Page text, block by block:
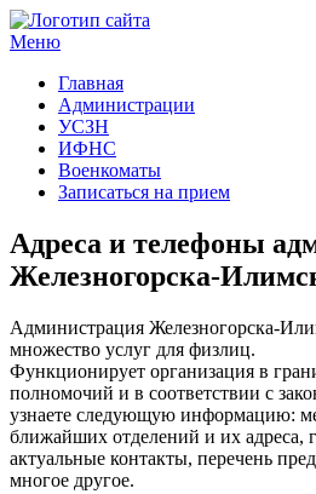
Меню
Главная
Администрации
УСЗН
ИФНС
Военкоматы
Записаться на прием
Адреса и телефоны
Железногорска-
Администрация Железногорска-
множество услуг для физлиц.
Функционирует организация в
полномочий и в соответствии с
узнаете следующую информацию:
ближайших отделений и их адреса,
актуальные контакты, перечень
многое другое.